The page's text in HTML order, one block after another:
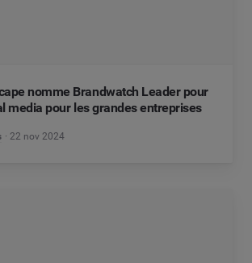
nomme Brandwatch Leader pour
media pour les grandes entreprises
22 nov 2024